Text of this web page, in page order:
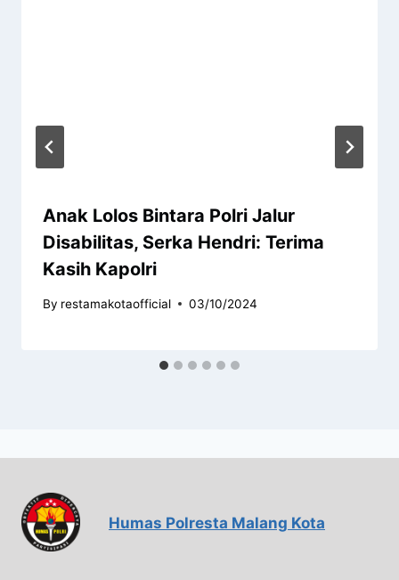
Anak Lolos Bintara Polri Jalur
Disabilitas, Serka Hendri: Terima
Kasih Kapolri
By restamakotaofficial 03/10/2024
Humas Polresta Malang Kota